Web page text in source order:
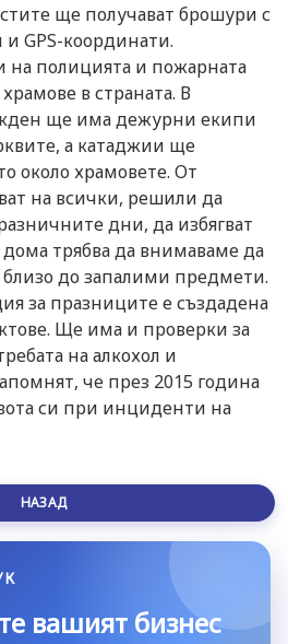
ще получават брошури с
GPS-координати.
полицията и пожарната
в страната. В
ще има дежурни екипи
а катаджии ще
около храмовете. От
на всички, решили да
дни, да избягват
трябва да внимаваме да
до запалими предмети.
за празниците е създадена
Ще има и проверки за
на алкохол и
че през 2015 година
си при инциденти на
НАЗАД
вашият бизнес